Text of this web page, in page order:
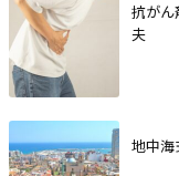
抗がん
夫
地中海